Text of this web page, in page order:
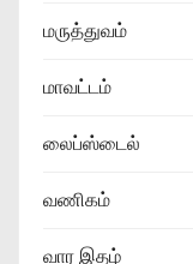
மருத்துவம்
மாவட்டம்
லைப்ஸ்டைல்
வணிகம்
வார இதழ்